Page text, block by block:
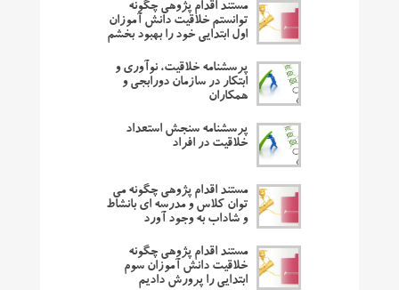
مستند اقدام پژوهی چگونه
توانستم خلاقیت دانش آموزان
اول ابتدایی خود را بهبود بخشم
پرسشنامه خلاقیت، نوآوری و
ابتکار در سازمان دورابجی و
همکاران
پرسشنامه سنجش استعداد
خلاقیت در افراد
مستند اقدام پژوهی چگونه می
توان کلاس و مدرسه ای بانشاط
و شاداب به وجود آورد
مستند اقدام پژوهی چگونه
خلاقیت دانش آموزان سوم
ابتدایی را پرورش دادیم